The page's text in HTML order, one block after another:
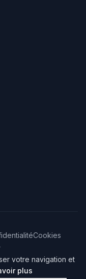
réservés.
Cookies
votre navigation et
plus